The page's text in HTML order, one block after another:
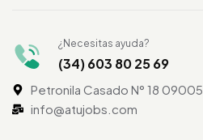
¿Necesitas ayuda?
(34) 603 80 25 69
Petronila Casado N° 18
info@atujobs.com